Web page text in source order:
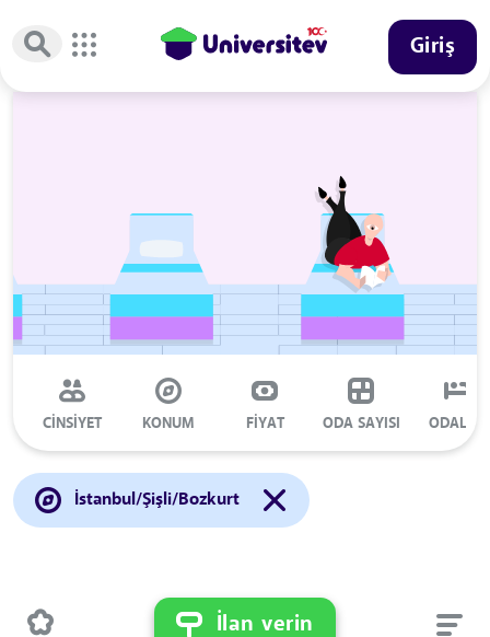
Giriş
CİNSİYET KONUM FİYAT ODA SAYISI ODALAR
İstanbul/Şişli/Bozkurt
İlan verin